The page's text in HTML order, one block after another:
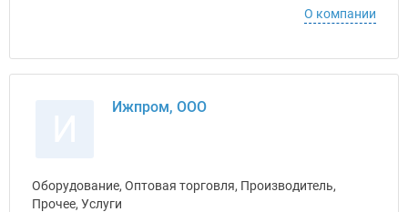
О компании
Ижпром, ООО
Оборудование, Оптовая торговля, Производитель,
Прочее, Услуги